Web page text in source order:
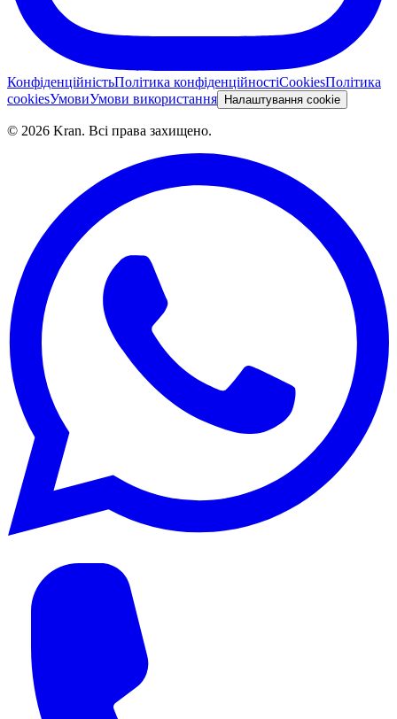
КонфіденційністьПолітика конфіденційностіCookiesПолітика
cookiesУмовиУмови використання Налаштування cookie
© 2026 Kran. Всі права захищено.